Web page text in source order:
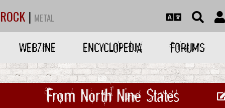
ROCK | METAL
WEBZINE ENCYCLOPEDIA FORUMS
From North Nine States